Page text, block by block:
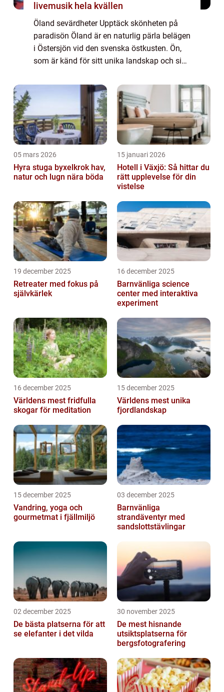
livemusik hela kvällen
Öland sevärdheter Upptäck skönheten på
paradisön Öland är en naturlig pärla belägen
i Östersjön vid den svenska östkusten. Ön,
som är känd för sitt unika landskap och sin
sevärdheter för besökare att utfors...
05 mars 2026
Hyra stuga byxelkrok hav,
natur och lugn nära böda
15 januari 2026
Hotell i Växjö: Så hittar du
rätt upplevelse för din
vistelse
19 december 2025
Retreater med fokus på
självkärlek
16 december 2025
Barnvänliga science
center med interaktiva
experiment
16 december 2025
Världens mest fridfulla
skogar för meditation
15 december 2025
Världens mest unika
fjordlandskap
15 december 2025
Vandring, yoga och
gourmetmat i fjällmiljö
03 december 2025
Barnvänliga
strandäventyr med
sandslottstävlingar
02 december 2025
De bästa platserna för att
se elefanter i det vilda
30 november 2025
De mest hisnande
utsiktsplatserna för
bergsfotografering